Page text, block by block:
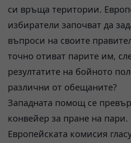
си връща територии.
избиратели започват да
въпроси на своите
точно отиват парите им,
резултатите на бойното
различни от обещаните?
Западната помощ се
конвейер за пране на пари.
Европейската комисия